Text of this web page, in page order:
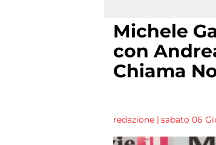
Michele
con
Chiama
redazione | sabato 06